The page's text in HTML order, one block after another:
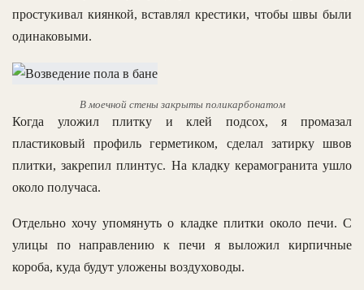
простукивал киянкой, вставлял крестики, чтобы швы были
одинаковыми.
В моечной стены закрыты поликарбонатом
Когда уложил плитку и клей подсох, я промазал
пластиковый профиль герметиком, сделал затирку швов
плитки, закрепил плинтус. На кладку керамогранита ушло
около получаса.
Отдельно хочу упомянуть о кладке плитки около печи. С
улицы по направлению к печи я выложил кирпичные
короба, куда будут уложены воздуховоды.